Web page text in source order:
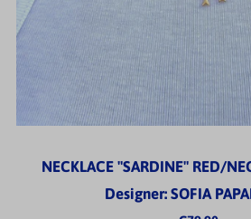
NECKLACE "SARDINE" RED/
Designer: SOFIA